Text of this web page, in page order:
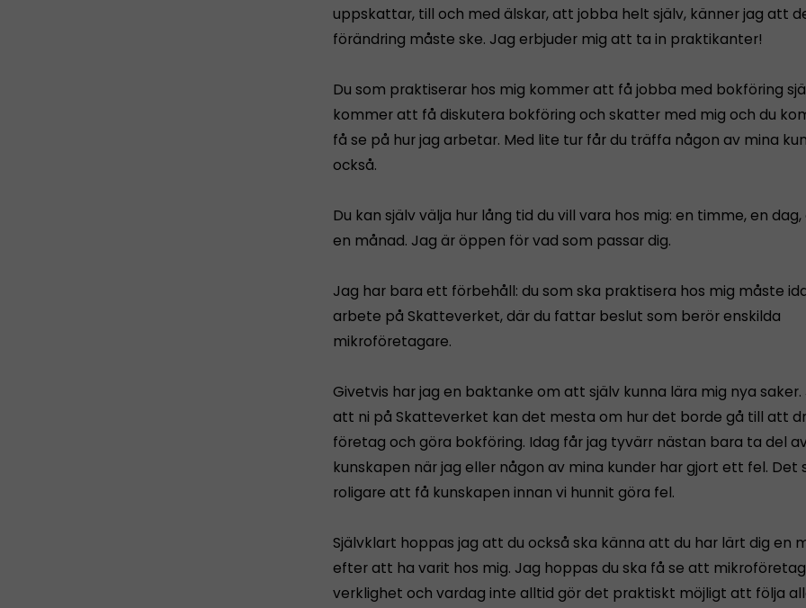
uppskattar, till och med älskar, att jobba helt själv, känner jag att
förändring måste ske. Jag erbjuder mig att ta in praktikanter!
Du som praktiserar hos mig kommer att få jobba med bokföring
kommer att få diskutera bokföring och skatter med mig och du
få se på hur jag arbetar. Med lite tur får du träffa någon av mina
också.
Du kan själv välja hur lång tid du vill vara hos mig: en timme, en
en månad. Jag är öppen för vad som passar dig.
Jag har bara ett förbehåll: du som ska praktisera hos mig måste
arbete på Skatteverket, där du fattar beslut som berör enskilda
mikroföretagare.
Givetvis har jag en baktanke om att själv kunna lära mig nya
att ni på Skatteverket kan det mesta om hur det borde gå till att
företag och göra bokföring. Idag får jag tyvärr nästan bara ta del
kunskapen när jag eller någon av mina kunder har gjort ett fel. Det
roligare att få kunskapen innan vi hunnit göra fel.
Självklart hoppas jag att du också ska känna att du har lärt dig en
efter att ha varit hos mig. Jag hoppas du ska få se att
verklighet och vardag inte alltid gör det praktiskt möjligt att följa